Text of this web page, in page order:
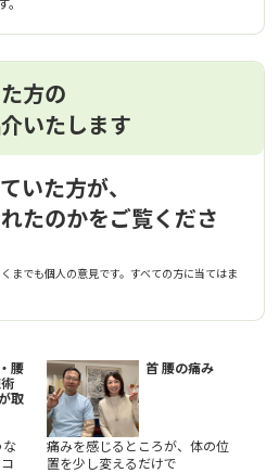
方の
いたします
いた方が、
たのかをご覧くださ
でも個人の意見です。すべての方に当てはま
腰
取
な
首 腰の痛み
痛みを感じるところが、体の位
置を少し変えるだけで